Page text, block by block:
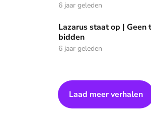
6 jaar geleden
Lazarus staat op | Geen talent voor
Lazarus staat op | Geen
bidden
6 jaar geleden
Laad meer verhalen